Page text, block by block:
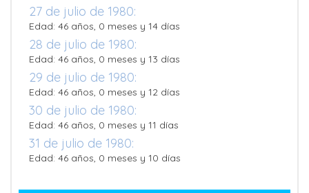
27 de julio de 1980:
Edad: 46 años, 0 meses y 14 días
28 de julio de 1980:
Edad: 46 años, 0 meses y 13 días
29 de julio de 1980:
Edad: 46 años, 0 meses y 12 días
30 de julio de 1980:
Edad: 46 años, 0 meses y 11 días
31 de julio de 1980:
Edad: 46 años, 0 meses y 10 días